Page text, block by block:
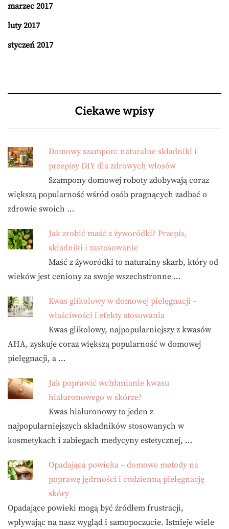
marzec 2017
luty 2017
styczeń 2017
Ciekawe wpisy
Domowy szampon: naturalne składniki i
przepisy DIY dla zdrowych włosów
Szampony domowej roboty zdobywają coraz
większą popularność wśród osób pragnących zadbać o
zdrowie swoich …
Jak zrobić maść z żyworódki? Przepis,
składniki i zastosowanie
Maść z żyworódki to naturalny skarb, który od
wieków jest ceniony za swoje wszechstronne …
Kwas glikolowy w domowej pielęgnacji –
właściwości i efekty stosowania
Kwas glikolowy, najpopularniejszy z kwasów
AHA, zyskuje coraz większą popularność w domowej
pielęgnacji, a …
Jak poprawić wchłanianie kwasu
hialuronowego w skórze?
Kwas hialuronowy to jeden z
najpopularniejszych składników stosowanych w
kosmetykach i zabiegach medycyny estetycznej, …
Opadająca powieka – domowe metody na
poprawę jędrności i codzienną pielęgnację
skóry
Opadające powieki mogą być źródłem frustracji,
wpływając na nasz wygląd i samopoczucie. Istnieje wiele